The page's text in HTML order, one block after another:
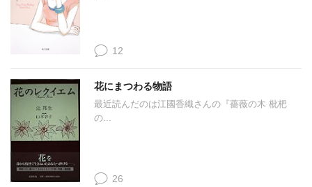
12
花にまつわる物語
最近読んだのは江國香織さんの『薔薇の木 枇杷
の...
26